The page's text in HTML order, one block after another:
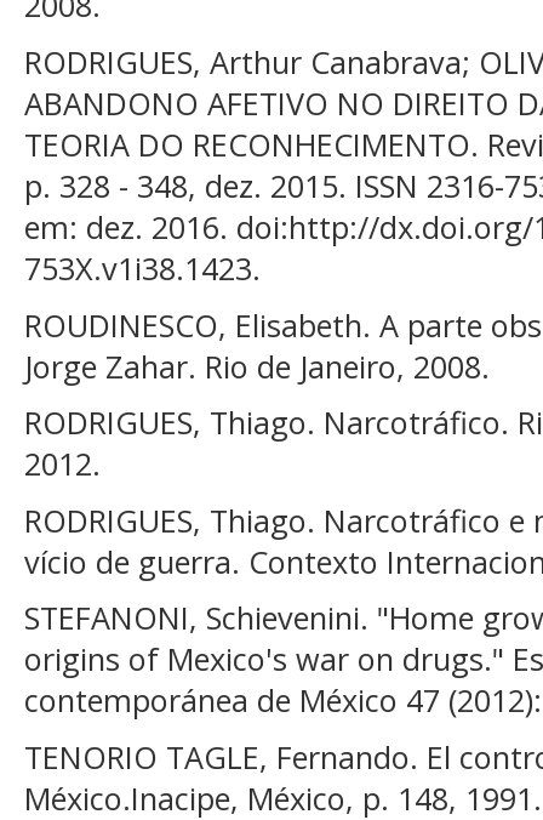
RODRIGUES, Arthur Canabrava;
ABANDONO AFETIVO NO DIREITO
TEORIA DO RECONHECIMENTO.
p. 328 - 348, dez. 2015. ISSN 2316-
em: dez. 2016. doi:http://
753X.v1i38.1423.
ROUDINESCO, Elisabeth. A parte
Jorge Zahar. Rio de Janeiro, 2008.
RODRIGUES, Thiago. Narcotráfico.
2012.
RODRIGUES, Thiago. Narcotráfico
vício de guerra. Contexto
STEFANONI, Schievenini. "Home
origins of Mexico's war on drugs."
contemporánea de México 47
TENORIO TAGLE, Fernando. El
México.Inacipe, México, p. 148, 1991.